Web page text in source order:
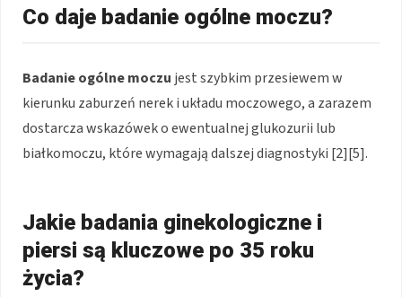
Co daje badanie ogólne moczu?
Badanie ogólne moczu jest szybkim przesiewem w
kierunku zaburzeń nerek i układu moczowego, a zarazem
dostarcza wskazówek o ewentualnej glukozurii lub
białkomoczu, które wymagają dalszej diagnostyki [2][5].
Jakie badania ginekologiczne i
piersi są kluczowe po 35 roku
życia?